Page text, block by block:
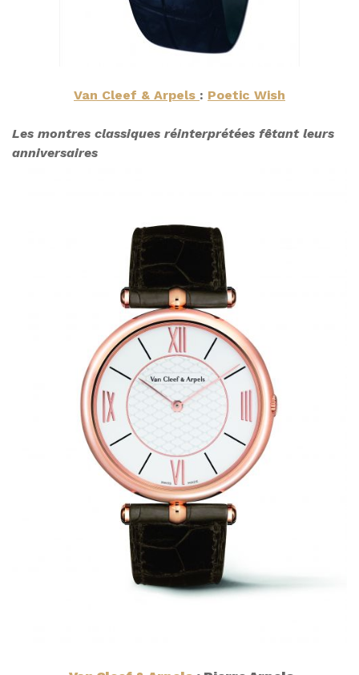
Van Cleef & Arpels : Poetic Wish
Les montres classiques réinterprétées fêtant leurs
anniversaires